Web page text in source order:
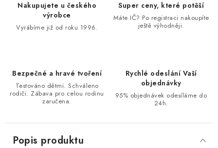
Nakupujete u českého
výrobce
Vyrábíme již od roku 1996.
Super ceny, které potěší
Máte IČ? Po registraci nakoupíte
ještě výhodněji.
Bezpečné a hravé tvoření
Testováno dětmi. Schváleno
rodiči. Zábava pro celou rodinu
zaručena.
Rychlé odeslání Vaší
objednávky
95% objednávek odesíláme do
24h.
Popis produktu